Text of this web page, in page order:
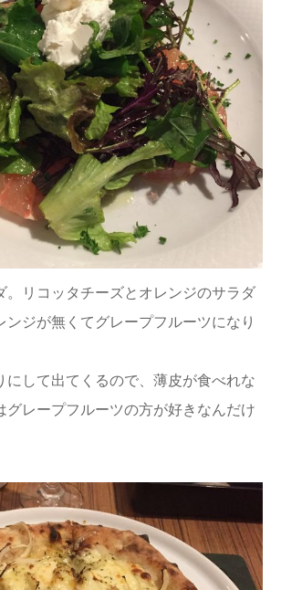
。リコッタチーズとオレンジのサラダ
ンジが無くてグレープフルーツになり
にして出てくるので、薄皮が食べれな
グレープフルーツの方が好きなんだけ